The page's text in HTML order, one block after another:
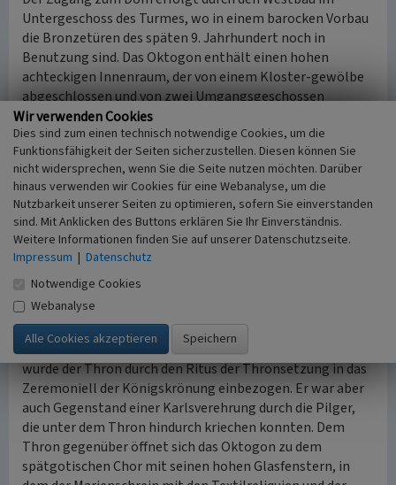
Untergeschoss des Turmes, wo in einem barocken Vorbau
die Bronzetüren des späten 9. Jahrhundert noch in
Benutzung sind. Das Oktogon enthält einen hohen
achteckigen Innenraum, der von einem Kloster-gewölbe
abgeschlossen und von zwei Umgangsgeschossen
umgeben wird. Über Arkaden auf schweren,
abgewinkelten Pfeilern erheben sich zwei Geschosse mit
hohen Rundbögen, in die jeweils zwei Säulen mit zumeist
aus römischer Zeit wiederverwendeten Schäften
eingestellt sind. Damit knüpfte Karl als Bauherr an das
römische Kaiserreich an und griff im Besonderen die
Architektur der Hofkirche San Vitale in Ravenna, einem im
6. Jahrhundert unter Kaiser Justinian errichteten Bau, auf.
Ausstattung
Auf der Empore des westlichen Joches befindet sich der
Marmorthron Karls des Großen, von dem sich dem Kaiser
ein freier Blick auf den Zelebrationsaltar bot. Seit Otto I.
wurde der Thron durch den Ritus der Thronsetzung in das
Zeremoniell der Königskrönung einbezogen. Er war aber
auch Gegenstand einer Karlsverehrung durch die Pilger,
die unter dem Thron hindurch kriechen konnten. Dem
Thron gegenüber öffnet sich das Oktogon zu dem
spätgotischen Chor mit seinen hohen Glasfenstern, in
Wir verwenden Cookies
Dies sind zum einen technisch notwendige Cookies, um die
Funktionsfähigkeit der Seiten sicherzustellen. Diesen können Sie
nicht widersprechen, wenn Sie die Seite nutzen möchten. Darüber
hinaus verwenden wir Cookies für eine Webanalyse, um die
Nutzbarkeit unserer Seiten zu optimieren, sofern Sie einverstanden
sind. Mit Anklicken des Buttons erklären Sie Ihr Einverständnis.
Weitere Informationen finden Sie auf unserer Datenschutzseite.
Impressum | Datenschutz
Notwendige Cookies
Webanalyse